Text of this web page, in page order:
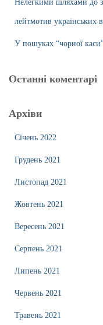
Нелегкими шляхами до
лейтмотив українських
У пошуках “чорної
Останні коментарі
Архіви
Січень 2022
Грудень 2021
Листопад 2021
Жовтень 2021
Вересень 2021
Серпень 2021
Липень 2021
Червень 2021
Травень 2021